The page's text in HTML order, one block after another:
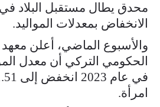
محدق يطال مستقبل البلاد
الانخفاض بمعدلات المواليد.
والأسبوع الماضي، أعلن معهد
الحكومي التركي أن معدل
امرأة.